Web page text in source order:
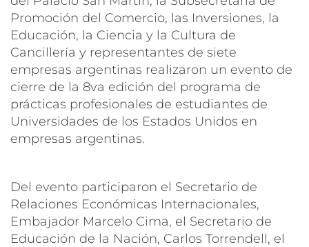
Promoción del Comercio, las Inversiones, la
Educación, la Ciencia y la Cultura de
Cancillería y representantes de siete
empresas argentinas realizaron un evento de
cierre de la 8va edición del programa de
prácticas profesionales de estudiantes de
Universidades de los Estados Unidos en
empresas argentinas.
Del evento participaron el Secretario de
Relaciones Económicas Internacionales,
Embajador Marcelo Cima, el Secretario de
Educación de la Nación, Carlos Torrendell, el